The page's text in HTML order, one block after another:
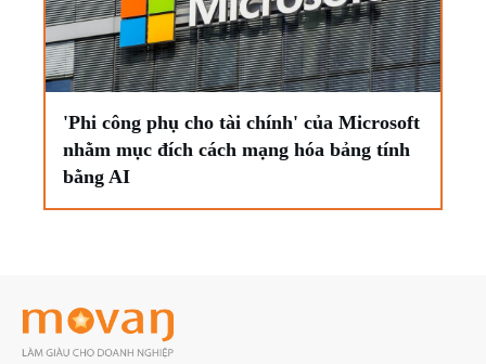
'Phi công phụ cho tài chính' của Microsoft
nhằm mục đích cách mạng hóa bảng tính
bằng AI